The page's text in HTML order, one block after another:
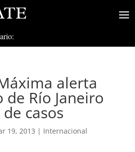
alerta
de Río Janeiro
casos
19, 2013 | Internacional